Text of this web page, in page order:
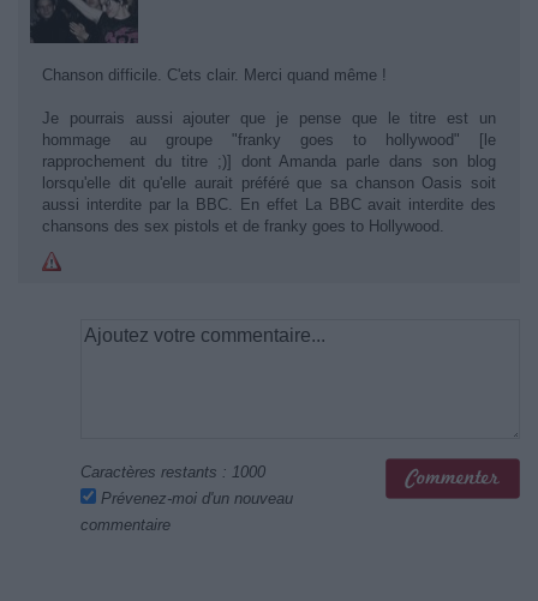
Chanson difficile. C'ets clair. Merci quand même !
Je pourrais aussi ajouter que je pense que le titre est un
hommage au groupe "franky goes to hollywood" [le
rapprochement du titre ;)] dont Amanda parle dans son blog
lorsqu'elle dit qu'elle aurait préféré que sa chanson Oasis soit
aussi interdite par la BBC. En effet La BBC avait interdite des
chansons des sex pistols et de franky goes to Hollywood.
Caractères restants : 1000
Prévenez-moi d'un nouveau
commentaire